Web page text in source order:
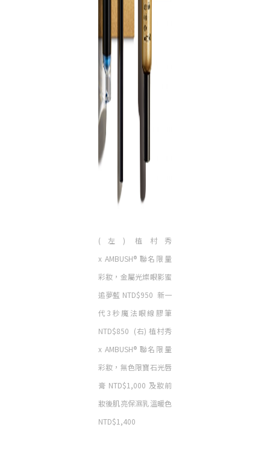
(左) 植村秀
x AMBUSH® 聯名限量
彩妝，金屬光燦眼影蜜
追夢藍 NTD$950 新一
代3秒魔法眼線膠筆
NTD$850 (右) 植村秀
x AMBUSH® 聯名限量
彩妝，無色限寶石光唇
膏 NTD$1,000 及妝前
妝後肌亮保濕乳溫暖色
NTD$1,400